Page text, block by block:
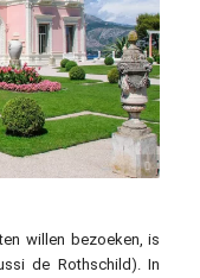
bogitw / pixabay.com
willen bezoeken, is
de Rothschild). In